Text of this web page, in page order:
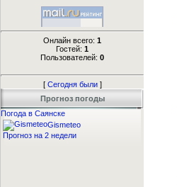
Онлайн всего: 1
Гостей: 1
Пользователей: 0
[ Сегодня были]
Прогноз погоды
Погода в Саянске
Gismeteo
Прогноз на 2 недели